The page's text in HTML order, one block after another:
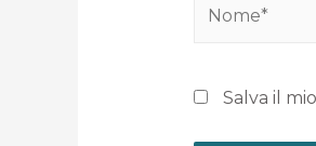
Salva il